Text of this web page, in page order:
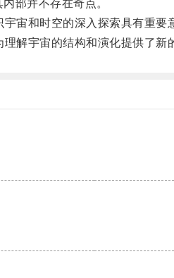
部并不存在奇点。
和时空的深入探索具有重要
宇宙的结构和演化提供了新